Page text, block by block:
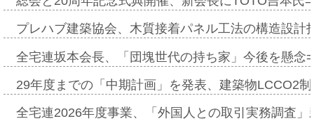
プレハブ建築協会、木質接着パネル工法の構造設
全宅連坂本会長、「団塊世代の持ち家」今後を懸
29年度までの「中期計画」を発表、建築物LCCO2
全宅連2026年度事業、「外国人との取引実務調査